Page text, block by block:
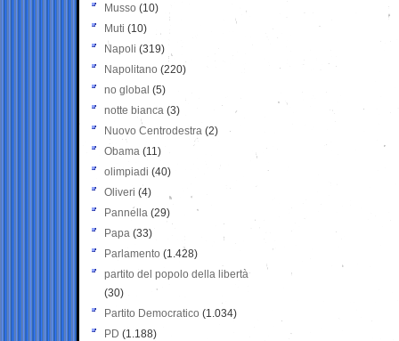
Musso (10)
Muti (10)
Napoli (319)
Napolitano (220)
no global (5)
notte bianca (3)
Nuovo Centrodestra (2)
Obama (11)
olimpiadi (40)
Oliveri (4)
Pannella (29)
Papa (33)
Parlamento (1.428)
partito del popolo della libertà
(30)
Partito Democratico (1.034)
PD (1.188)